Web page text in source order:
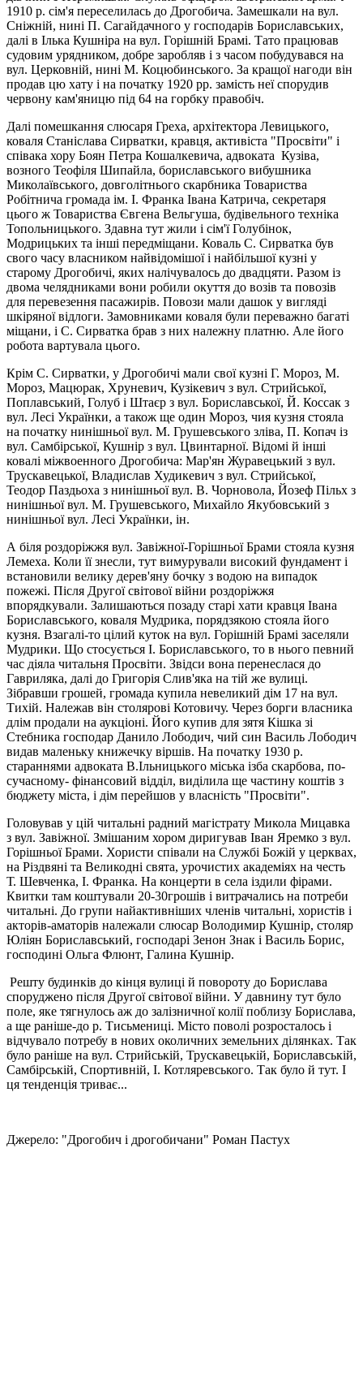
1910 р. cім'я переселилась до Дрогобича. Замешкали на вул.
Сніжній, нині П. Сагайдачного у господарів Бориславських,
далі в Ілька Кушніра на вул. Горішній Брамі. Тато працював
судовим урядником, добре заробляв і з часом побудувався на
вул. Церковній, нині М. Коцюбинського. За кращої нагоди він
продав цю хату і на початку 1920 рp. замість неї спорудив
червону кам'яницю під 64 на горбку правобіч.
Далі помешкання слюсаря Греха, архітектора Левицького,
коваля Станіслава Сирватки, кравця, активіста "Просвіти" і
співака хору Боян Петра Кошалкевича, адвоката Кузіва,
возного Теофіля Шипайла, бориславського вибушника
Миколаївського, довголітнього скарбника Товариства
Робітнича громада ім. I. Франка Івана Катрича, секретаря
цього ж Товариства Євгена Вельгуша, будівельного техніка
Топольницького. Здавна тут жили і сім'ї Голубінок,
Модрицьких та інші передміщани. Коваль С. Сирватка був
свого часу власником найвідомішої і найбільшої кузні у
старому Дрогобичі, яких налічувалось до двадцяти. Разом із
двома челядниками вони робили окуття до возів та повозів
для перевезення пасажирів. Повози мали дашок у вигляді
шкіряної відлоги. Замовниками коваля були переважно багаті
міщани, і С. Сирватка брав з них належну платню. Але його
робота вартувала цього.
Крім С. Сирватки, у Дрогобичі мали свої кузні Г. Мороз, М.
Мороз, Мацюрак, Хруневич, Кузікевич з вул. Стрийської,
Поплавський, Голуб і Штаєр з вул. Бориславської, Й. Коссак з
вул. Лесі Українки, а також ще один Мороз, чия кузня стояла
на початку нинішньої вул. М. Грушевського зліва, П. Копач із
вул. Самбірської, Кушнір з вул. Цвинтарної. Відомі й інші
ковалі міжвоенного Дрогобича: Мар'ян Журавецький з вул.
Трускавецької, Владислав Худикевич з вул. Стрийської,
Теодор Паздьоха з нинішньої вул. В. Чорновола, Йозеф Пільх з
нинішньої вул. М. Грушевського, Михайло Якубовський з
нинішньої вул. Лесi Українки, ін.
А біля роздоріжжя вул. Завіжної-Горішньої Брами стояла кузня
Лемеха. Коли її знесли, тут вимурували високий фундамент і
встановили велику дерев'яну бочку з водою на випадок
пожежі. Після Другої світової війни роздоріжжя
впорядкували. Залишаються позаду старі хати кравця Івана
Бориславського, коваля Мудрика, порядзякою стояла його
кузня. Взагалі-то цілий куток на вул. Горішній Брамі заселяли
Мудрики. Що стосується I. Бориславського, то в нього певний
час діяла читальня Просвіти. Звідси вона перенеслася до
Гавриляка, далі до Григорія Слив'яка на тій же вулиці.
Зібравши грошей, громада купила невеликий дім 17 на вул.
Тихій. Належав він столярові Котовичу. Через борги власника
длім продали на аукціоні. Його купив для зятя Кішка зі
Стебника господар Данило Лободич, чий син Василь Лободич
видав маленьку книжечку віршів. На початку 1930 р.
стараннями адвоката В.Ільницького міська ізба скарбова, по-
сучасному- фінансовий відділ, виділила ще частину коштів з
бюджету міста, і дім перейшов у власність "Просвіти".
Головував у цій читальні радний магістрату Микола Мицавка
з вул. Завіжної. Змішаним хором диригував Iван Яремко з вул.
Горішньої Брами. Хористи співали на Службі Божій у церквах,
на Різдвяні та Великодні свята, урочистих академіях на честь
Т. Шевченка, I. Франка. На концерти в села іздили фірами.
Квитки там коштували 20-30грошів і витрачались на потреби
читальні. До групи найактивніших членів читальні, хористів і
акторів-аматорів належали слюсар Володимир Кушнір, столяр
Юліян Бориславський, господарі Зенон Знак і Василь Борис,
господині Ольга Флюнт, Галина Кушнір.
Решту будинків до кінця вулиці й повороту до Борислава
споруджено після Другої світової війни. У давнину тут було
поле, яке тягнулось аж до залізничної колії поблизу Борислава,
а ще раніше-до р. Тисьмениці. Mісто поволі розросталось і
відчувало потребу в нових околичних земельних ділянках. Так
було раніше на вул. Стрийській, Трускавецькій, Бориславській,
Самбірській, Спортивній, I. Котляревського. Так було й тут. І
ця тенденція триває...
Джерело: "Дрогобич і дрогобичани" Роман Пастух